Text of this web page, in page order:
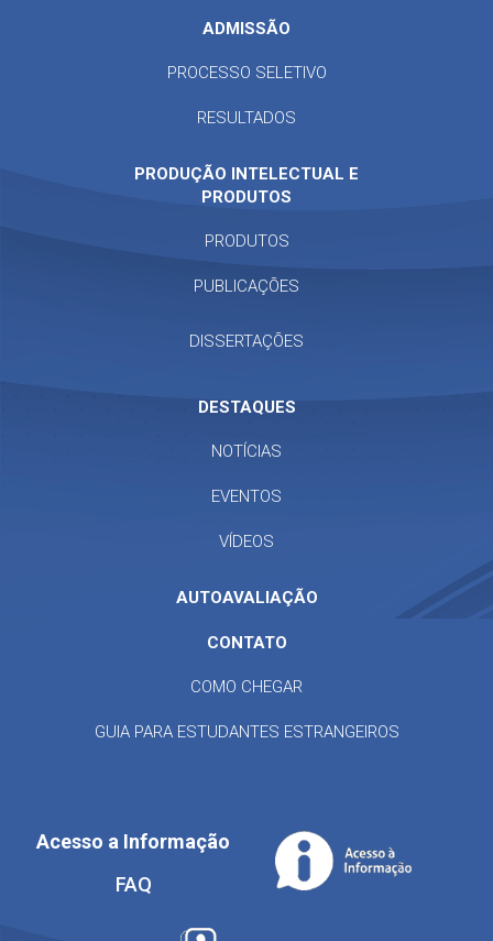
ADMISSÃO
PROCESSO SELETIVO
RESULTADOS
PRODUÇÃO INTELECTUAL E
PRODUTOS
PRODUTOS
PUBLICAÇÕES
DISSERTAÇÕES
DESTAQUES
NOTÍCIAS
EVENTOS
VÍDEOS
AUTOAVALIAÇÃO
CONTATO
COMO CHEGAR
GUIA PARA ESTUDANTES ESTRANGEIROS
Acesso a Informação
FAQ